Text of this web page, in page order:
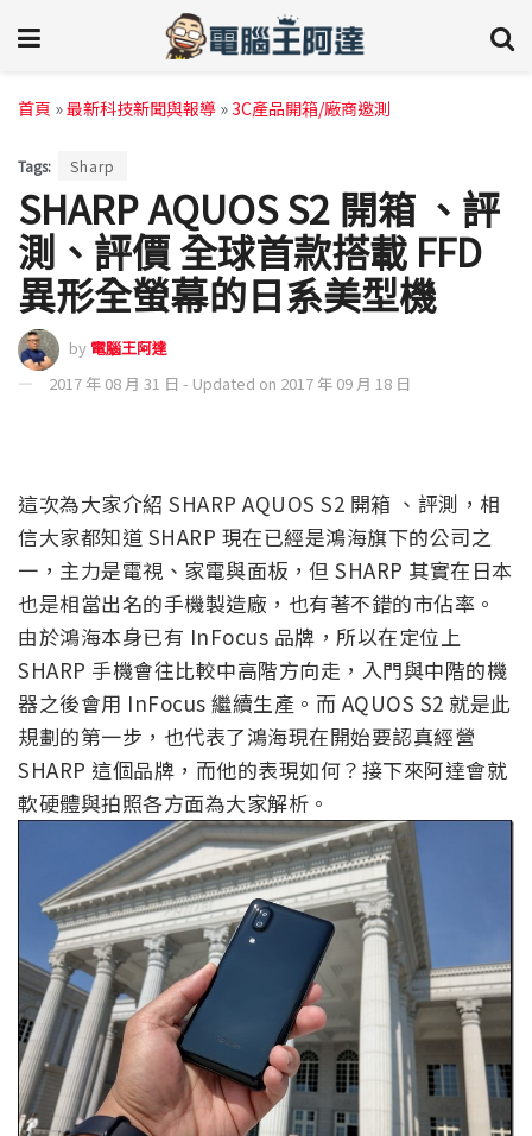
首頁 »最新科技新聞與報導 »3C產品開箱/廠商邀測
Tags: Sharp
SHARP AQUOS S2 開箱 、評
測、評價 全球首款搭載 FFD
異形全螢幕的日系美型機
by 電腦王阿達
2017 年 08 月 31 日 - Updated on 2017 年 09 月 18 日
這次為大家介紹 SHARP AQUOS S2 開箱 、評測，相
信大家都知道 SHARP 現在已經是鴻海旗下的公司之
一，主力是電視、家電與面板，但 SHARP 其實在日本
也是相當出名的手機製造廠，也有著不錯的市佔率。
由於鴻海本身已有 InFocus 品牌，所以在定位上
SHARP 手機會往比較中高階方向走，入門與中階的機
器之後會用 InFocus 繼續生產。而 AQUOS S2 就是此
規劃的第一步，也代表了鴻海現在開始要認真經營
SHARP 這個品牌，而他的表現如何？接下來阿達會就
軟硬體與拍照各方面為大家解析。